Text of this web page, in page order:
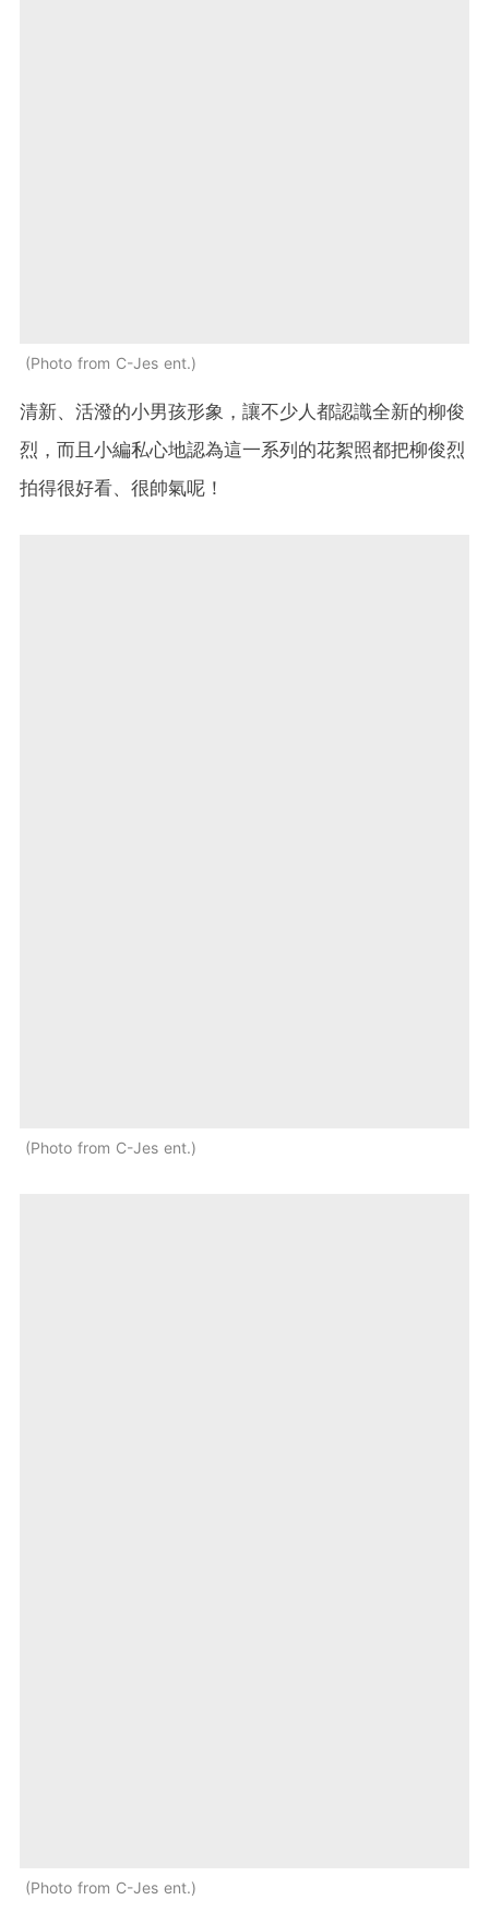
Photo from C-Jes ent.
清新、活潑的小男孩形象，讓不少人都認識全新的柳俊
烈，而且小編私心地認為這一系列的花絮照都把柳俊烈
拍得很好看、很帥氣呢！
Photo from C-Jes ent.
Photo from C-Jes ent.